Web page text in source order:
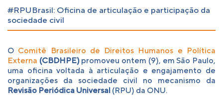
#RPUBrasil: Oficina de articulação e participação da
sociedade civil
O Comitê Brasileiro de Direitos Humanos e Política
Externa (CBDHPE)promoveu ontem (9), em São Paulo,
uma oficina voltada à articulação e engajamento de
organizações da sociedade civil no mecanismo da
Revisão Periódica Universal (RPU) da ONU.